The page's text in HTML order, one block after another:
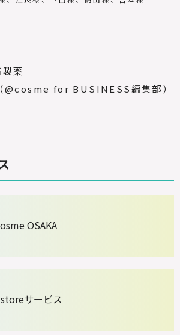
薬
@cosme for BUSINESS編集部）
OSAKA
サービス